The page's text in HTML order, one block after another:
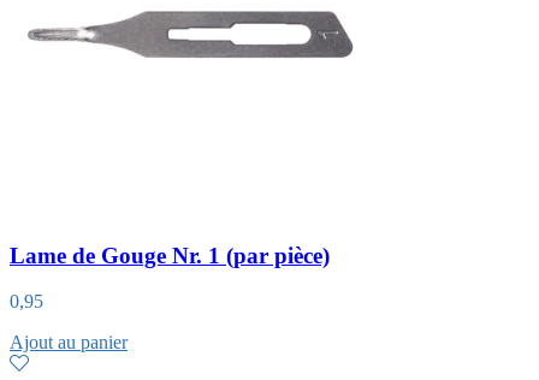
Lame de Gouge Nr. 1 (par pièce)
0,95
Ajout au panier